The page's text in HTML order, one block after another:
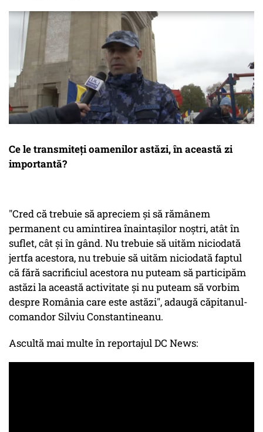
Ce le transmiteți oamenilor astăzi, în această zi
importantă?
"Cred că trebuie să apreciem și să rămânem
permanent cu amintirea înaintașilor noștri, atât în
suflet, cât și în gând. Nu trebuie să uităm niciodată
jertfa acestora, nu trebuie să uităm niciodată faptul
că fără sacrificiul acestora nu puteam să participăm
astăzi la această activitate și nu puteam să vorbim
despre România care este astăzi", adaugă căpitanul-
comandor Silviu Constantineanu.
Ascultă mai multe în reportajul DC News: